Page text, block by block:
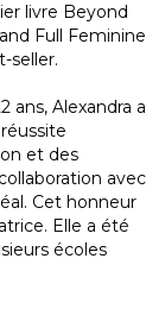
livre Beyond
Full Feminine
seller.
ans, Alexandra a
et des
avec
Cet honneur
Elle a été
écoles